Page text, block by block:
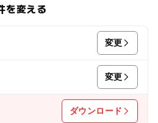
を変える
変更
変更
ダウンロード